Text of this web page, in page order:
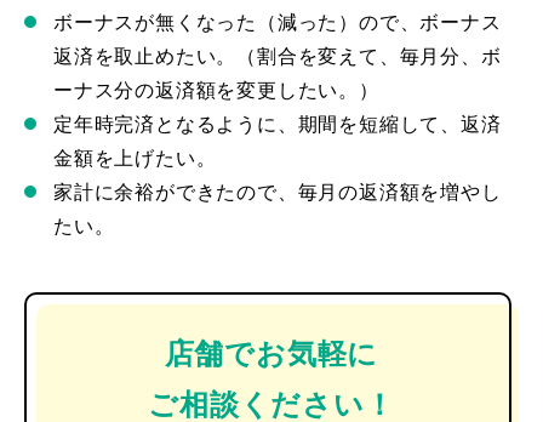
ボーナスが無くなった（減った）ので、ボーナス
返済を取止めたい。（割合を変えて、毎月分、ボ
ーナス分の返済額を変更したい。）
定年時完済となるように、期間を短縮して、返済
金額を上げたい。
家計に余裕ができたので、毎月の返済額を増やし
たい。
店舗でお気軽に
ご相談ください！